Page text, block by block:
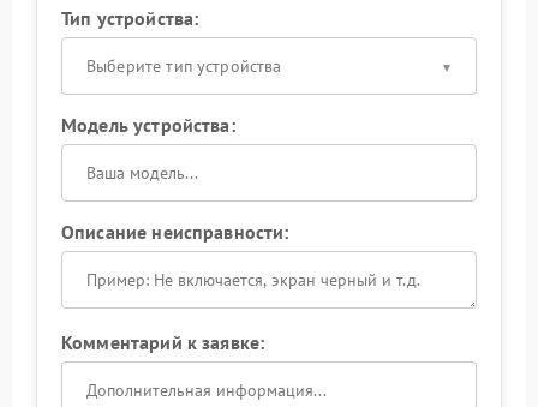
Тип устройства:
Выберите тип устройства
Модель устройства:
Описание неисправности:
Комментарий к заявке: